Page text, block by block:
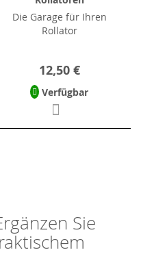
Die Garage für Ihren
Rollator
12,50 €
Verfügbar
Sie